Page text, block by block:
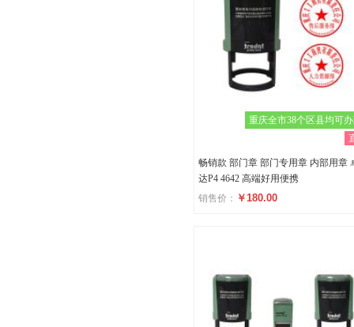
重庆全市38个区县均可
畅销款 部门章 部门专用章 内部用章
达P4 4642 高端好用便携
销售价： ￥180.00